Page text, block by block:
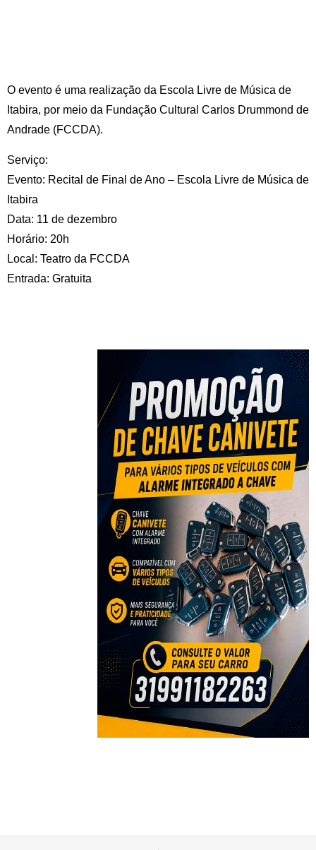
O evento é uma realização da Escola Livre de Música de
Itabira, por meio da Fundação Cultural Carlos Drummond de
Andrade (FCCDA).
Serviço:
Evento: Recital de Final de Ano – Escola Livre de Música de
Itabira
Data: 11 de dezembro
Horário: 20h
Local: Teatro da FCCDA
Entrada: Gratuita